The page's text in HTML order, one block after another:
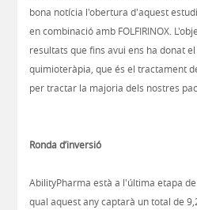
bona notícia l'obertura d'aquest
en combinació amb FOLFIRINOX.
resultats que fins avui ens ha donat
quimioteràpia, que és el tractament
per tractar la majoria dels nostres
Ronda d’inversió
AbilityPharma està a l'última etapa
qual aquest any captarà un total de